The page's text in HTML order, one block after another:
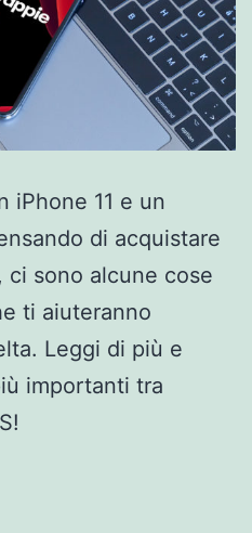
iPhone 11 e un
di acquistare
sono alcune cose
ti aiuteranno
Leggi di più e
importanti tra